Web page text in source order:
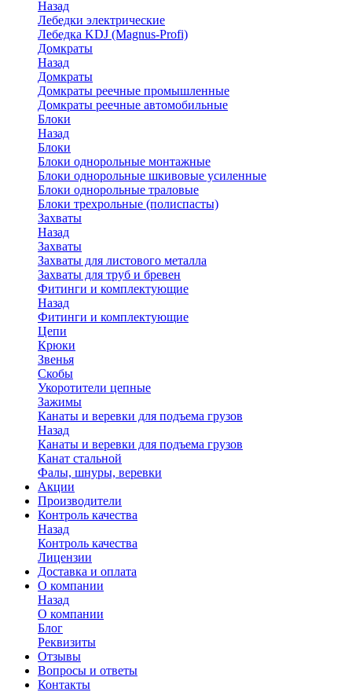
Назад
Лебедки электрические
Лебедка KDJ (Magnus-Profi)
Домкраты
Назад
Домкраты
Домкраты реечные промышленные
Домкраты реечные автомобильные
Блоки
Назад
Блоки
Блоки однорольные монтажные
Блоки однорольные шкивовые усиленные
Блоки однорольные траловые
Блоки трехрольные (полиспасты)
Захваты
Назад
Захваты
Захваты для листового металла
Захваты для труб и бревен
Фитинги и комплектующие
Назад
Фитинги и комплектующие
Цепи
Крюки
Звенья
Скобы
Укоротители цепные
Зажимы
Канаты и веревки для подъема грузов
Назад
Канаты и веревки для подъема грузов
Канат стальной
Фалы, шнуры, веревки
Акции
Производители
Контроль качества
Назад
Контроль качества
Лицензии
Доставка и оплата
О компании
Назад
О компании
Блог
Реквизиты
Отзывы
Вопросы и ответы
Контакты